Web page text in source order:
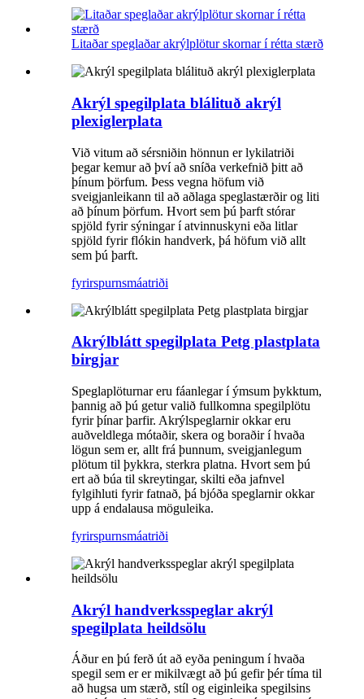
Litaðar speglaðar akrýlplötur skornar í rétta stærð
Akrýl spegilplata blálituð akrýl
plexiglerplata
Við vitum að sérsniðin hönnun er lykilatriði
þegar kemur að því að sníða verkefnið þitt að
þínum þörfum. Þess vegna höfum við
sveigjanleikann til að aðlaga speglastærðir og liti
að þínum þörfum. Hvort sem þú þarft stórar
spjöld fyrir sýningar í atvinnuskyni eða litlar
spjöld fyrir flókin handverk, þá höfum við allt
sem þú þarft.
fyrirspurnsmáatriði
Akrýlblátt spegilplata Petg plastplata
birgjar
Speglaplöturnar eru fáanlegar í ýmsum þykktum,
þannig að þú getur valið fullkomna spegilplötu
fyrir þínar þarfir. Akrýlspeglarnir okkar eru
auðveldlega mótaðir, skera og boraðir í hvaða
lögun sem er, allt frá þunnum, sveigjanlegum
plötum til þykkra, sterkra platna. Hvort sem þú
ert að búa til skreytingar, skilti eða jafnvel
fylgihluti fyrir fatnað, þá bjóða speglarnir okkar
upp á endalausa möguleika.
fyrirspurnsmáatriði
Akrýl handverksspeglar akrýl
spegilplata heildsölu
Áður en þú ferð út að eyða peningum í hvaða
spegil sem er er mikilvægt að þú gefir þér tíma til
að hugsa um stærð, stíl og eiginleika spegilsins